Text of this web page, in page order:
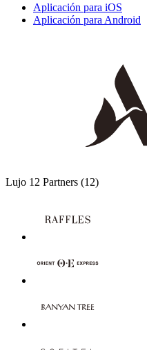
Aplicación para iOS
Aplicación para Android
Lujo 12 Partners (12)